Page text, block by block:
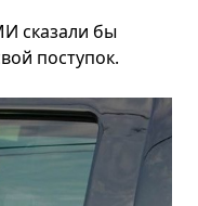
сказали бы
поступок.